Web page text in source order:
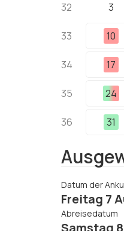
32 3
33 10
34 17
35 24
36 31
Datum der
Freitag 7
Abreisedatum
Samstag